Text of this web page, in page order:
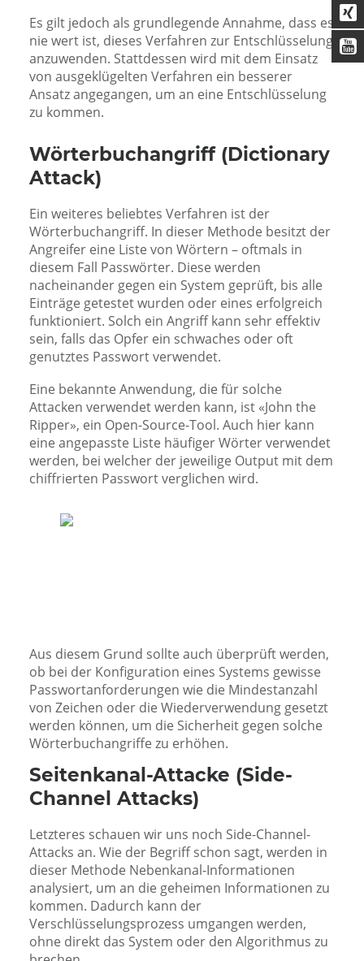
Es gilt jedoch als grundlegende Annahme, dass es
nie wert ist, dieses Verfahren zur Entschlüsselung
anzuwenden. Stattdessen wird mit dem Einsatz
von ausgeklügelten Verfahren ein besserer
Ansatz angegangen, um an eine Entschlüsselung
zu kommen.
Wörterbuchangriff (Dictionary
Attack)
Ein weiteres beliebtes Verfahren ist der
Wörterbuchangriff. In dieser Methode besitzt der
Angreifer eine Liste von Wörtern – oftmals in
diesem Fall Passwörter. Diese werden
nacheinander gegen ein System geprüft, bis alle
Einträge getestet wurden oder eines erfolgreich
funktioniert. Solch ein Angriff kann sehr effektiv
sein, falls das Opfer ein schwaches oder oft
genutztes Passwort verwendet.
Eine bekannte Anwendung, die für solche
Attacken verwendet werden kann, ist «John the
Ripper», ein Open-Source-Tool. Auch hier kann
eine angepasste Liste häufiger Wörter verwendet
werden, bei welcher der jeweilige Output mit dem
chiffrierten Passwort verglichen wird.
Aus diesem Grund sollte auch überprüft werden,
ob bei der Konfiguration eines Systems gewisse
Passwortanforderungen wie die Mindestanzahl
von Zeichen oder die Wiederverwendung gesetzt
werden können, um die Sicherheit gegen solche
Wörterbuchangriffe zu erhöhen.
Seitenkanal-Attacke (Side-
Channel Attacks)
Letzteres schauen wir uns noch Side-Channel-
Attacks an. Wie der Begriff schon sagt, werden in
dieser Methode Nebenkanal-Informationen
analysiert, um an die geheimen Informationen zu
kommen. Dadurch kann der
Verschlüsselungsprozess umgangen werden,
ohne direkt das System oder den Algorithmus zu